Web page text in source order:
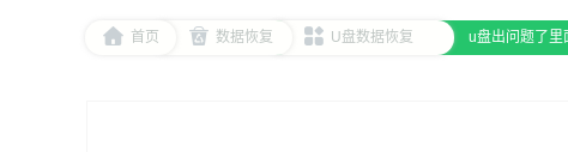
首页 数据恢复 U盘数据恢复 u盘出问题了里